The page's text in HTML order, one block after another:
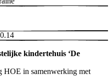
kindertehuis ‘De
HOE in samenwerking met